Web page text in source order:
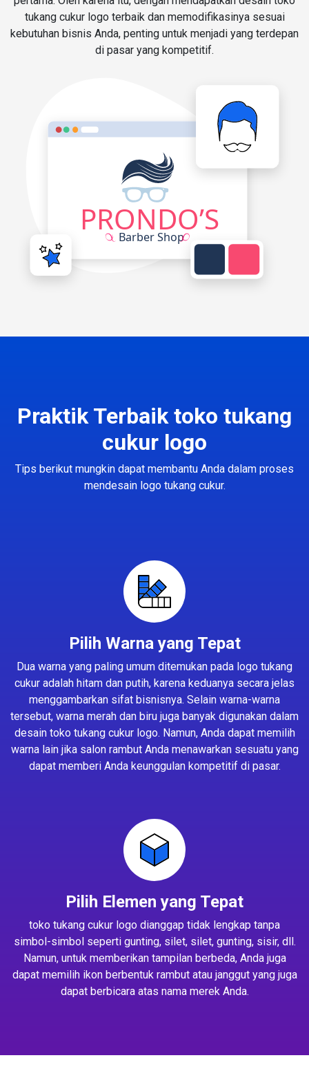
tukang cukur logo terbaik dan memodifikasinya sesuai
kebutuhan bisnis Anda, penting untuk menjadi yang terdepan
di pasar yang kompetitif.
Praktik Terbaik toko tukang
cukur logo
Tips berikut mungkin dapat membantu Anda dalam proses
mendesain logo tukang cukur.
Pilih Warna yang Tepat
Dua warna yang paling umum ditemukan pada logo tukang
cukur adalah hitam dan putih, karena keduanya secara jelas
menggambarkan sifat bisnisnya. Selain warna-warna
tersebut, warna merah dan biru juga banyak digunakan dalam
desain toko tukang cukur logo. Namun, Anda dapat memilih
warna lain jika salon rambut Anda menawarkan sesuatu yang
dapat memberi Anda keunggulan kompetitif di pasar.
Pilih Elemen yang Tepat
toko tukang cukur logo dianggap tidak lengkap tanpa
simbol-simbol seperti gunting, silet, silet, gunting, sisir, dll.
Namun, untuk memberikan tampilan berbeda, Anda juga
dapat memilih ikon berbentuk rambut atau janggut yang juga
dapat berbicara atas nama merek Anda.